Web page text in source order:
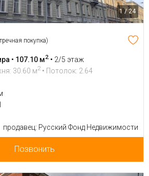
1 / 24
покупка)
• 107.10 м2 • 2/5 этаж
30.60 м2 • Потолок: 2.64
продавец: Русский Фонд Недвижимости
Позвонить